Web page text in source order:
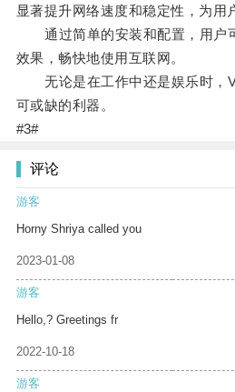
显著提升网络速度和稳定性，为用
通过简单的安装和配置，用户
效果，畅快地使用互联网。
无论是在工作中还是娱乐时，
可或缺的利器。
#3#
评论
游客
Horny Shriya called you
2023-01-08
游客
Hello,? Greetings fr
2022-10-18
游客